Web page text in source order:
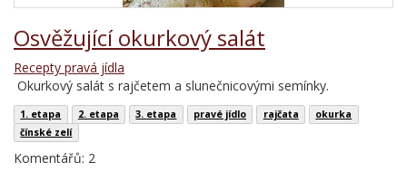
Osvěžující okurkový salát
Recepty pravá jídla
Okurkový salát s rajčetem a slunečnicovými semínky.
1. etapa 2. etapa 3. etapa pravé jídlo rajčata
okurka
čínské zelí
Komentářů: 2